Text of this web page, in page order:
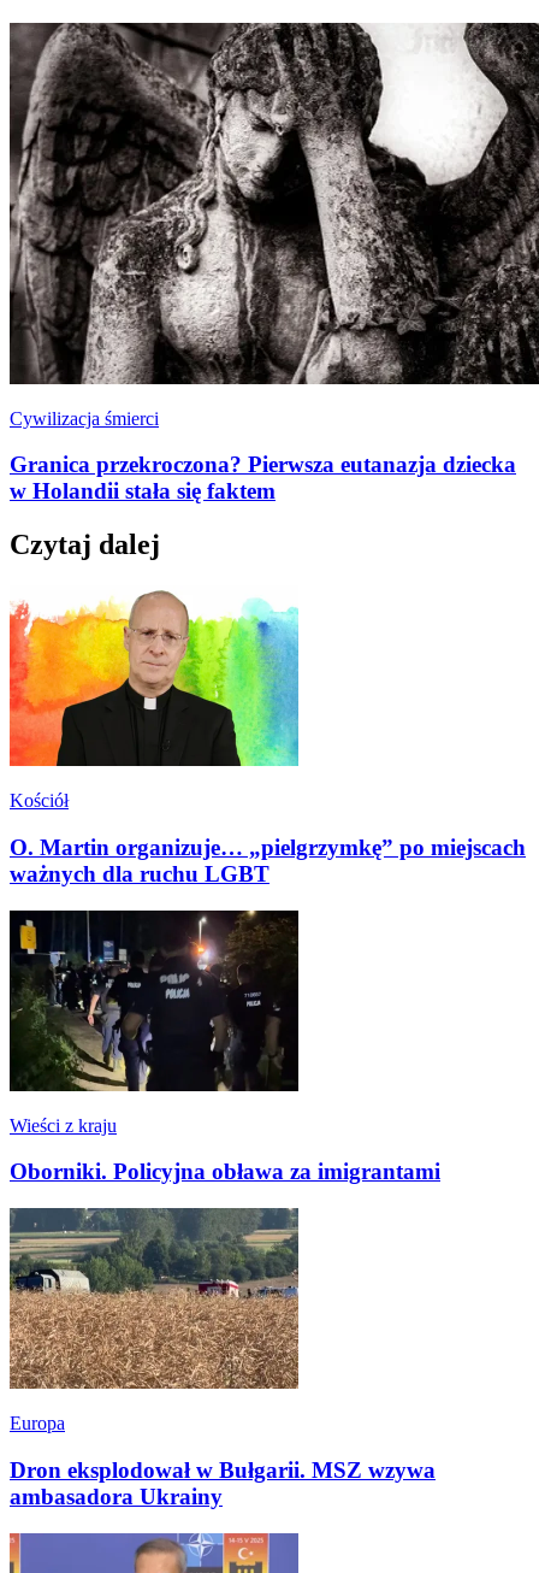
Cywilizacja śmierci
Granica przekroczona? Pierwsza eutanazja dziecka
w Holandii stała się faktem
Czytaj dalej
Kościół
O. Martin organizuje… „pielgrzymkę” po miejscach
ważnych dla ruchu LGBT
Wieści z kraju
Oborniki. Policyjna obława za imigrantami
Europa
Dron eksplodował w Bułgarii. MSZ wzywa
ambasadora Ukrainy